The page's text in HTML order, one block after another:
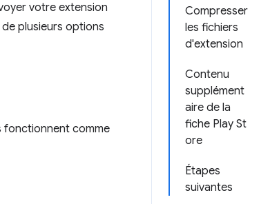
Compresser
les fichiers
d'extension
Contenu
supplément
aire de la
fiche Play St
ore
Étapes
suivantes
votre extension
plusieurs options
fonctionnent comme